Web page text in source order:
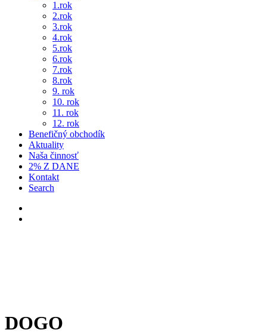
1.rok
2.rok
3.rok
4.rok
5.rok
6.rok
7.rok
8.rok
9. rok
10. rok
11. rok
12. rok
Benefičný obchodík
Aktuality
Naša činnosť
2% Z DANE
Kontakt
Search
DOGO